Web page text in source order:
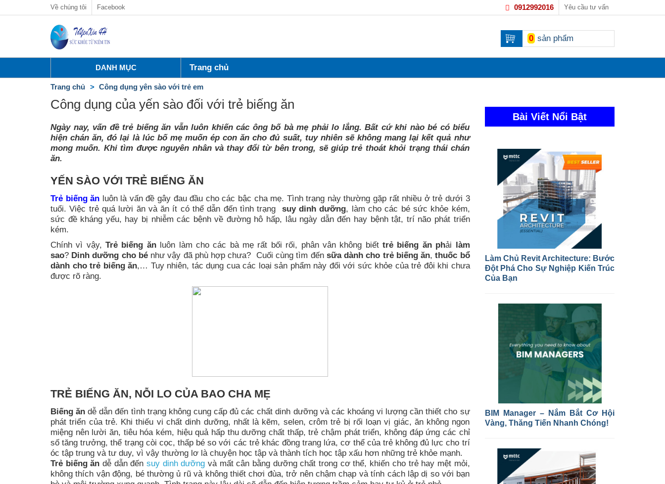
Về chúng tôi Facebook 0912992016 Yêu cầu tư vấn
0 sản phẩm
DANH MỤC Trang chủ
Trang chủ Công dụng yên sào với trẻ em
Công dụng của yến sào đối với trẻ biếng ăn
Ngày nay, vấn đề trẻ biếng ăn vẫn luôn khiến các ông bố bà mẹ phải lo lắng. Bất cứ khi nào bé có biểu
hiện chán ăn, đó lại là lúc bố mẹ muốn ép con ăn cho đủ suất, tuy nhiên sẽ không mang lại kết quả như
mong muốn. Khi tìm được nguyên nhân và thay đổi từ bên trong, sẽ giúp trẻ thoát khỏi trạng thái chán
ăn.
YẾN SÀO VỚI TRẺ BIẾNG ĂN
Trẻ biếng ăn luôn là vấn đề gây đau đầu cho các bậc cha mẹ. Tình trạng này thường gặp rất nhiều ở trẻ dưới 3
tuổi. Việc trẻ quá lười ăn và ăn ít có thể dẫn đến tình trạng
suy dinh dưỡng, làm cho các bé sức khỏe kém,
sức đề kháng yếu, hay bị nhiễm các bệnh về đường hô hấp, lâu ngày dẫn đến hay bệnh tật, trí não phát triển
kém.
Chính vì vậy,Trẻ biếng ănluôn làm cho các bà mẹ rất bối rối, phân vân không biếttrẻ biếng ăn phải làm
sao? Dinh dưỡng cho bénhư vậy đã phù hợp chưa? Cuối cùng tìm đến sữa dành cho trẻ biếng ăn,thuốc bổ
dành cho trẻ biếng ăn,… Tuy nhiên, tác dụng cua các loại sản phẩm này đối với sức khỏe của trẻ đôi khi chưa
được rõ ràng.
TRẺ BIẾNG ĂN, NỖI LO CỦA BAO CHA MẸ
Biếng ăn dễ dẫn đến tình trạng không cung cấp đủ các chất dinh dưỡng và các khoáng vi lượng cần thiết cho sự
phát triển của trẻ. Khi thiếu vi chất dinh dưỡng, nhất là kẽm, selen, crôm trẻ bị rối loạn vị giác, ăn không ngon
miệng nên lười ăn, tiêu hóa kém, hiệu quả hấp thu dưỡng chất thấp, trẻ chậm phát triển, không đáp ứng các chỉ
số tăng trưởng, thể trạng còi cọc, thấp bé so với các trẻ khác đồng trang lứa, cơ thể của trẻ không đủ lực cho trí
óc tập trung và tư duy, vì vậy thường lơ là chuyện học tập và thành tích học tập xấu hơn những trẻ khỏe mạnh.
Trẻ biếng ăn dễ dẫn đếnsuy dinh dưỡng và mất cân bằng dưỡng chất trong cơ thể, khiến cho trẻ hay mệt mỏi,
không thích vận động, bé thường ủ rũ và không thiết chơi đùa, trở nên chậm chạp và tính cách lập dị so với bạn
Bài Viết Nổi Bật
Làm Chủ Revit Architecture: Bước
Đột Phá Cho Sự Nghiệp Kiến Trúc
Của Bạn
BIM Manager – Nắm Bắt Cơ Hội
Vàng, Thăng Tiến Nhanh Chóng!